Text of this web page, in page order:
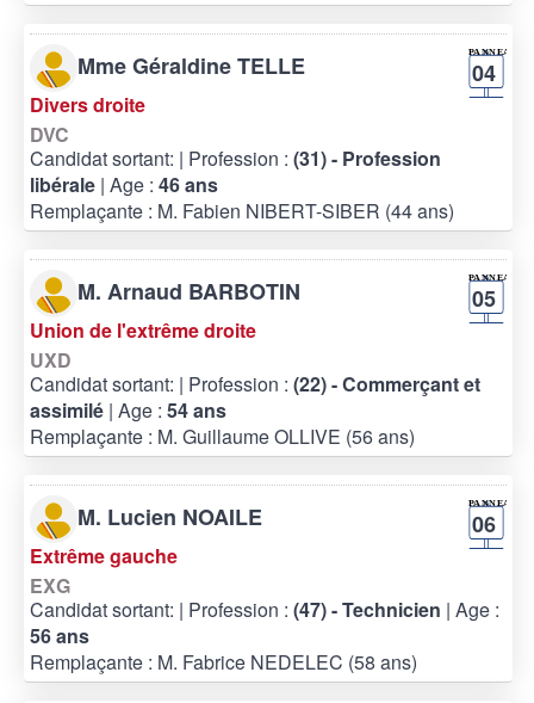
Mme Géraldine TELLE 04
Divers droite
DVC
Candidat sortant: | Profession : (31) - Profession
libérale | Age : 46 ans
Remplaçante : M. Fabien NIBERT-SIBER (44 ans)
M. Arnaud BARBOTIN 05
Union de l'extrême droite
UXD
Candidat sortant: | Profession : (22) - Commerçant et
assimilé | Age : 54 ans
Remplaçante : M. Guillaume OLLIVE (56 ans)
M. Lucien NOAILE 06
Extrême gauche
EXG
Candidat sortant: | Profession : (47) - Technicien | Age :
56 ans
Remplaçante : M. Fabrice NEDELEC (58 ans)